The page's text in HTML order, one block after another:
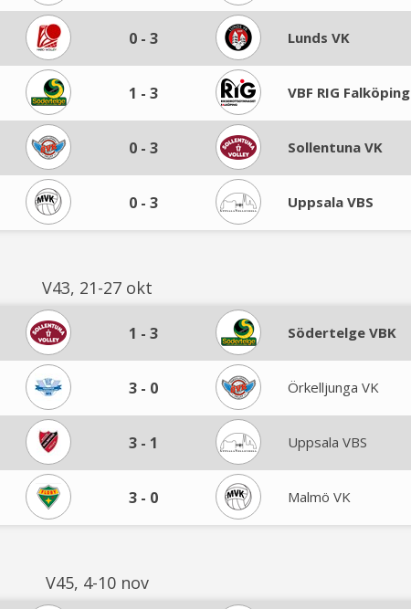
0 - 3 Lunds VK
1 - 3 VBF RIG Falköping
0 - 3 Sollentuna VK
0 - 3 Uppsala VBS
V43, 21-27 okt
1 - 3 Södertelge VBK
3 - 0 Örkelljunga VK
3 - 1 Uppsala VBS
3 - 0 Malmö VK
V45, 4-10 nov